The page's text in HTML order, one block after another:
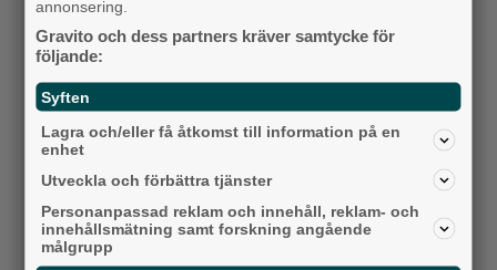
Socialdemokraterna
Moderaterna
Vänsterpartiet
Sverigedemokraterna
Miljöpartiet
annonsering.
Gravito och dess partners kräver samtycke för
följande:
Syften
Lagra och/eller få åtkomst till information på en
enhet
Utveckla och förbättra tjänster
Personanpassad reklam och innehåll, reklam- och
innehållsmätning samt forskning angående
målgrupp